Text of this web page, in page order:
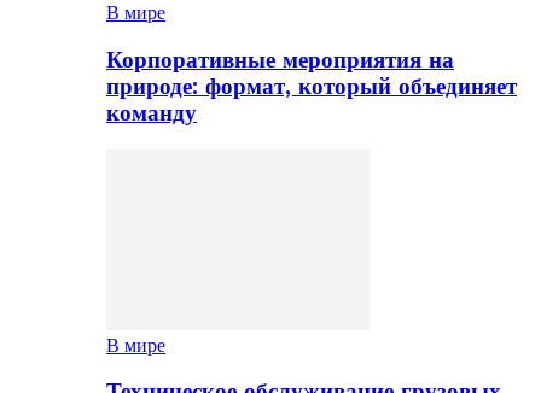
В мире
Корпоративные мероприятия на
природе: формат, который объединяет
команду
В мире